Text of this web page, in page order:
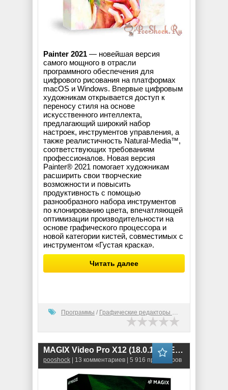
Painter 2021 — новейшая версия
самого мощного в отрасли
программного обеспечения для
цифрового рисования на платформах
macOS и Windows. Впервые цифровым
художникам открывается доступ к
переносу стиля на основе
искусственного интеллекта,
предлагающий широкий набор
настроек, инструментов управления, а
также реалистичность Natural-Media™,
соответствующих требованиям
профессионалов. Новая версия
Painter® 2021 помогает художникам
расширить свои творческие
возможности и повысить
продуктивность с помощью
разнообразного набора инструментов
по клонированию цвета, впечатляющей
оптимизации производительности на
основе графического процессора и
новой категории кистей, совместимых с
инструментом «Густая краска».
Читать далее
Программы / Графические редакторы (2D)
MAGIX Video Pro X12 (18.0.1.80) ENG-RUS RePack
pooshock | 13 комментариев | 5 916 просмотров